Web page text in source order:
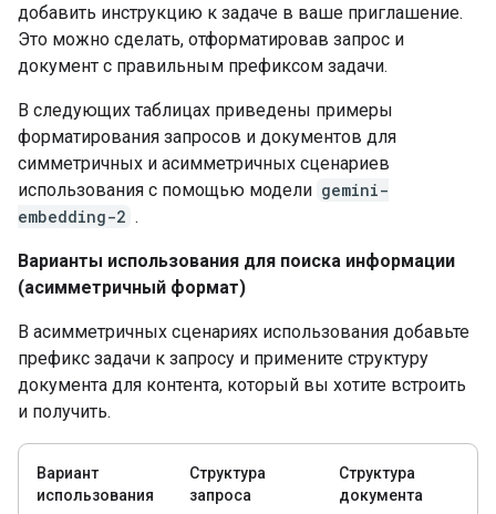
добавить инструкцию к задаче в ваше приглашение.
Это можно сделать, отформатировав запрос и
документ с правильным префиксом задачи.
В следующих таблицах приведены примеры
форматирования запросов и документов для
симметричных и асимметричных сценариев
использования с помощью модели gemini-
embedding-2 .
Варианты использования для поиска информации
(асимметричный формат)
В асимметричных сценариях использования добавьте
префикс задачи к запросу и примените структуру
документа для контента, который вы хотите встроить
и получить.
Вариант
использования
Структура
запроса
Структура
документа